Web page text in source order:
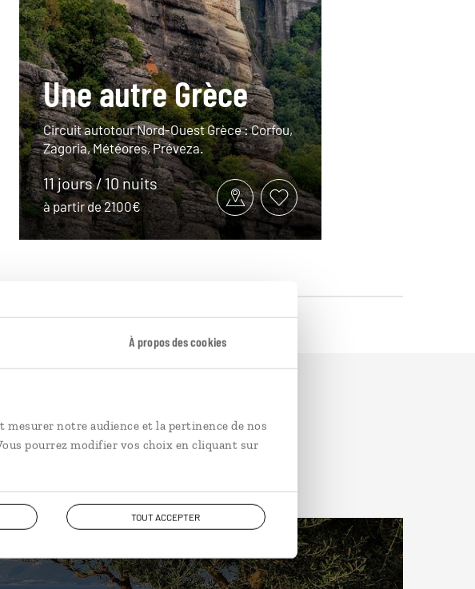
À propos des cookies
notre audience et la pertinence de nos
pourrez modifier vos choix en cliquant sur
TOUT ACCEPTER
Une autre Grèce
Circuit autotour Nord-Ouest Grèce : Corfou,
Zagoria, Météores, Préveza.
11 jours / 10 nuits
à partir de 2100€